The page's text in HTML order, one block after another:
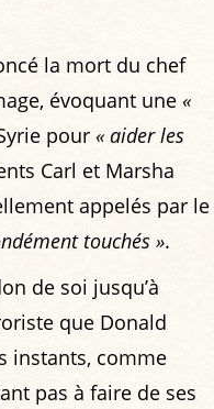
la mort du chef
évoquant une «
pour « aider les
Carl et Marsha
appelés par le
touchés ».
de soi jusqu’à
que Donald
instants, comme
pas à faire de ses